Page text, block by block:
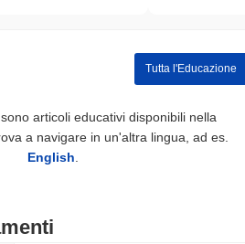
Tutta l'Educazione
articoli educativi disponibili nella
a navigare in un'altra lingua, ad es.
English